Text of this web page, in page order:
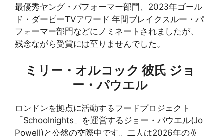
最優秀ヤング・パフォーマー部門、2023年ゴール
ド・ダービーTVアワード 年間ブレイクスルー・パ
フォーマー部門などにノミネートされましたが、
残念ながら受賞には至りませんでした。
ミリー・オルコック 彼氏 ジョ
ー・パウエル
ロンドンを拠点に活動するフードプロジェクト
「Schoolnights」を運営するジョー・パウエル(Jo
Powell)と公然の交際中です。二人は2026年の英